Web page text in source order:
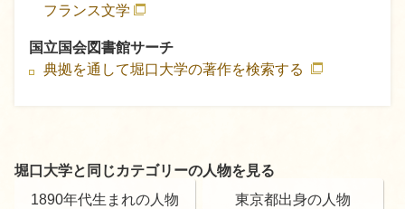
フランス文学
国立国会図書館サーチ
典拠を通して堀口大学の著作を検索する
堀口大学と同じカテゴリーの人物を見る
1890年代生まれの人物
東京都出身の人物